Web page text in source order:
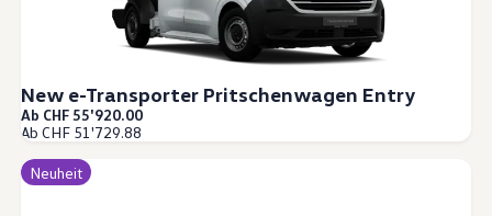
New e-Transporter Pritschenwagen Entry
Ab CHF 55'920.00
Ab CHF 51'729.88
Neuheit